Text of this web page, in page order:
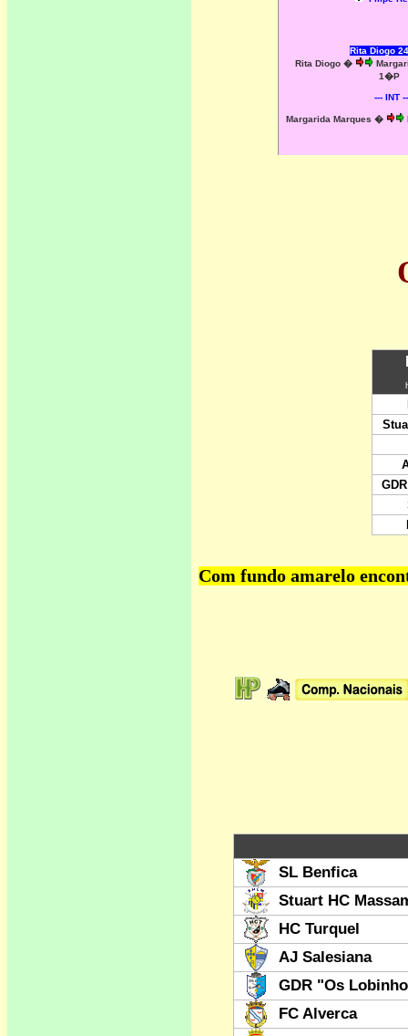
Com fundo amarelo